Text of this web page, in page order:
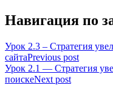
Навигация по
Урок 2.3 – Стратегия
сайтаPrevious post
Урок 2.1 — Стратегия
поискеNext post